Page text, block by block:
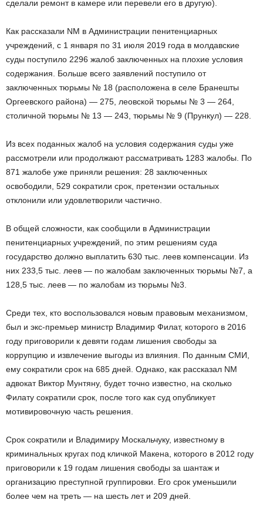
сделали ремонт в камере или перевели его в другую).
Как рассказали NM в Администрации пенитенциарных
учреждений, с 1 января по 31 июля 2019 года в молдавские
суды поступило 2296 жалоб заключенных на плохие условия
содержания. Больше всего заявлений поступило от
заключенных тюрьмы № 18 (расположена в селе Бранешты
Оргеевского района) — 275, леовской тюрьмы № 3 — 264,
столичной тюрьмы № 13 — 243, тюрьмы № 9 (Прункул) — 228.
Из всех поданных жалоб на условия содержания суды уже
рассмотрели или продолжают рассматривать 1283 жалобы. По
871 жалобе уже приняли решения: 28 заключенных
освободили, 529 сократили срок, претензии остальных
отклонили или удовлетворили частично.
В общей сложности, как сообщили в Администрации
пенитенциарных учреждений, по этим решениям суда
государство должно выплатить 630 тыс. леев компенсации. Из
них 233,5 тыс. леев — по жалобам заключенных тюрьмы №7, а
128,5 тыс. леев — по жалобам из тюрьмы №3.
Cреди тех, кто воспользовался новым правовым механизмом,
был и экс-премьер министр Владимир Филат, которого в 2016
году приговорили к девяти годам лишения свободы за
коррупцию и извлечение выгоды из влияния. По данным СМИ,
ему сократили срок на 685 дней. Однако, как рассказал NM
адвокат Виктор Мунтяну, будет точно известно, на сколько
Филату сократили срок, после того как суд опубликует
мотивировочную часть решения.
Срок сократили и Владимиру Москальчуку, известному в
криминальных кругах под кличкой Макена, которого в 2012 году
приговорили к 19 годам лишения свободы за шантаж и
организацию преступной группировки. Его срок уменьшили
более чем на треть — на шесть лет и 209 дней.